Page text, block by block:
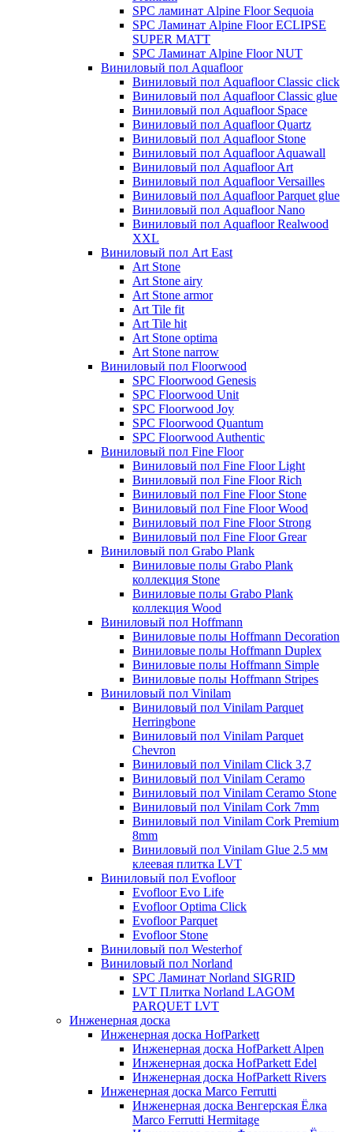
SPC ламинат Alpine Floor Sequoia
SPC Ламинат Alpine Floor ECLIPSE
SUPER MATT
SPC Ламинат Alpine Floor NUT
Виниловый пол Aquafloor
Виниловый пол Aquafloor Classic click
Виниловый пол Aquafloor Classic glue
Виниловый пол Aquafloor Space
Виниловый пол Aquafloor Quartz
Виниловый пол Aquafloor Stone
Виниловый пол Aquafloor Aquawall
Виниловый пол Aquafloor Art
Виниловый пол Aquafloor Versailles
Виниловый пол Aquafloor Parquet glue
Виниловый пол Aquafloor Nano
Виниловый пол Aquafloor Realwood
XXL
Виниловый пол Art East
Art Stone
Art Stone airy
Art Stone armor
Art Tile fit
Art Tile hit
Art Stone optima
Art Stone narrow
Виниловый пол Floorwood
SPC Floorwood Genesis
SPC Floorwood Unit
SPC Floorwood Joy
SPC Floorwood Quantum
SPC Floorwood Authentic
Виниловый пол Fine Floor
Виниловый пол Fine Floor Light
Виниловый пол Fine Floor Rich
Виниловый пол Fine Floor Stone
Виниловый пол Fine Floor Wood
Виниловый пол Fine Floor Strong
Виниловый пол Fine Floor Grear
Виниловый пол Grabo Plank
Виниловые полы Grabo Plank
коллекция Stone
Виниловые полы Grabo Plank
коллекция Wood
Виниловый пол Hoffmann
Виниловые полы Hoffmann Decoration
Виниловые полы Hoffmann Duplex
Виниловые полы Hoffmann Simple
Виниловые полы Hoffmann Stripes
Виниловый пол Vinilam
Виниловый пол Vinilam Parquet
Herringbone
Виниловый пол Vinilam Parquet
Chevron
Виниловый пол Vinilam Click 3,7
Виниловый пол Vinilam Ceramo
Виниловый пол Vinilam Ceramo Stone
Виниловый пол Vinilam Cork 7mm
Виниловый пол Vinilam Cork Premium
8mm
Виниловый пол Vinilam Glue 2.5 мм
клеевая плитка LVT
Виниловый пол Evofloor
Evofloor Evo Life
Evofloor Optima Click
Evofloor Parquet
Evofloor Stone
Виниловый пол Westerhof
Виниловый пол Norland
SPC Ламинат Norland SIGRID
LVT Плитка Norland LAGOM
PARQUET LVT
Инженерная доска
Инженерная доска HofParkett
Инженерная доска HofParkett Alpen
Инженерная доска HofParkett Edel
Инженерная доска HofParkett Rivers
Инженерная доска Marco Ferrutti
Инженерная доска Венгерская Ёлка
Marco Ferrutti Hermitage